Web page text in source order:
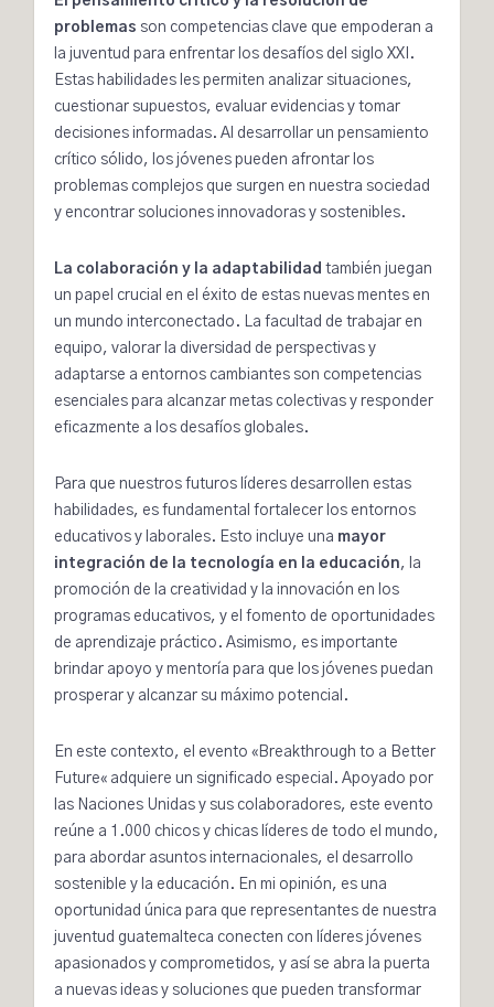
problemas son competencias clave que empoderan a
la juventud para enfrentar los desafíos del siglo XXI.
Estas habilidades les permiten analizar situaciones,
cuestionar supuestos, evaluar evidencias y tomar
decisiones informadas. Al desarrollar un pensamiento
crítico sólido, los jóvenes pueden afrontar los
problemas complejos que surgen en nuestra sociedad
y encontrar soluciones innovadoras y sostenibles.
La colaboración y la adaptabilidad también juegan
un papel crucial en el éxito de estas nuevas mentes en
un mundo interconectado. La facultad de trabajar en
equipo, valorar la diversidad de perspectivas y
adaptarse a entornos cambiantes son competencias
esenciales para alcanzar metas colectivas y responder
eficazmente a los desafíos globales.
Para que nuestros futuros líderes desarrollen estas
habilidades, es fundamental fortalecer los entornos
educativos y laborales. Esto incluye una mayor
integración de la tecnología en la educación, la
promoción de la creatividad y la innovación en los
programas educativos, y el fomento de oportunidades
de aprendizaje práctico. Asimismo, es importante
brindar apoyo y mentoría para que los jóvenes puedan
prosperar y alcanzar su máximo potencial.
En este contexto, el evento « Breakthrough to a Better
Future« adquiere un significado especial. Apoyado por
las Naciones Unidas y sus colaboradores, este evento
reúne a 1.000 chicos y chicas líderes de todo el mundo,
para abordar asuntos internacionales, el desarrollo
sostenible y la educación. En mi opinión, es una
oportunidad única para que representantes de nuestra
juventud guatemalteca conecten con líderes jóvenes
apasionados y comprometidos, y así se abra la puerta
a nuevas ideas y soluciones que pueden transformar